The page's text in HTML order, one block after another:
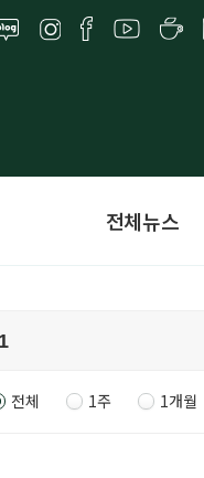
전체뉴스
전체 1주 1개월